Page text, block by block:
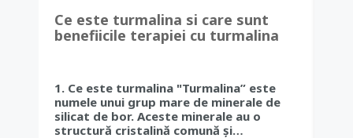
Ce este turmalina si care sunt
benefiicile terapiei cu turmalina
1. Ce este turmalina "Turmalina” este
numele unui grup mare de minerale de
silicat de bor. Aceste minerale au o
structură cristalină comună și…